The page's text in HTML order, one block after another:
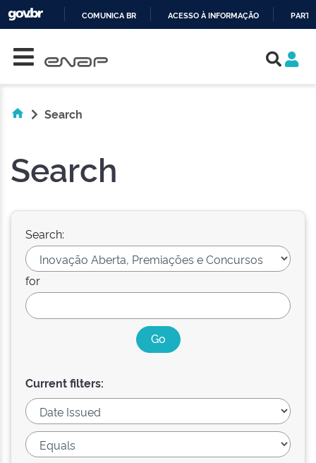
COMUNICA BR ACESSO À INFORMAÇÃO
Search
Search
Search:
for
Current filters: